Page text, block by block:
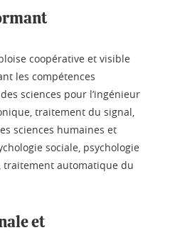
coopérative et visible
les compétences
sciences pour l’ingénieur
traitement du signal,
sciences humaines et
sociale, psychologie
automatique du
et